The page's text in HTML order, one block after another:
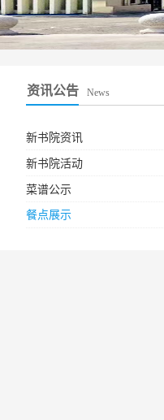
资讯公告 News
新书院资讯
新书院活动
菜谱公示
餐点展示